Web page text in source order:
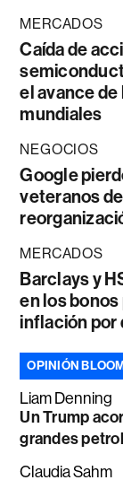
MERCADOS
Caída de
el avance de
mundiales
NEGOCIOS
Google
veteranos
MERCADOS
Barclays y
en los
inflación por
OPINIÓN
Liam Denning
Un Trump
grandes
Claudia Sahm